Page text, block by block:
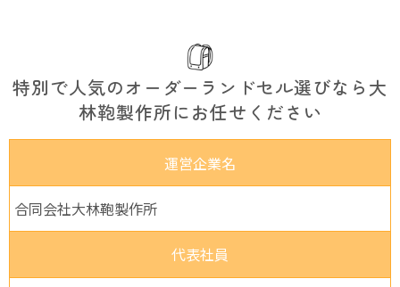
特別で人気のオーダーランドセル選びなら大
林鞄製作所にお任せください
運営企業名
合同会社大林鞄製作所
代表社員